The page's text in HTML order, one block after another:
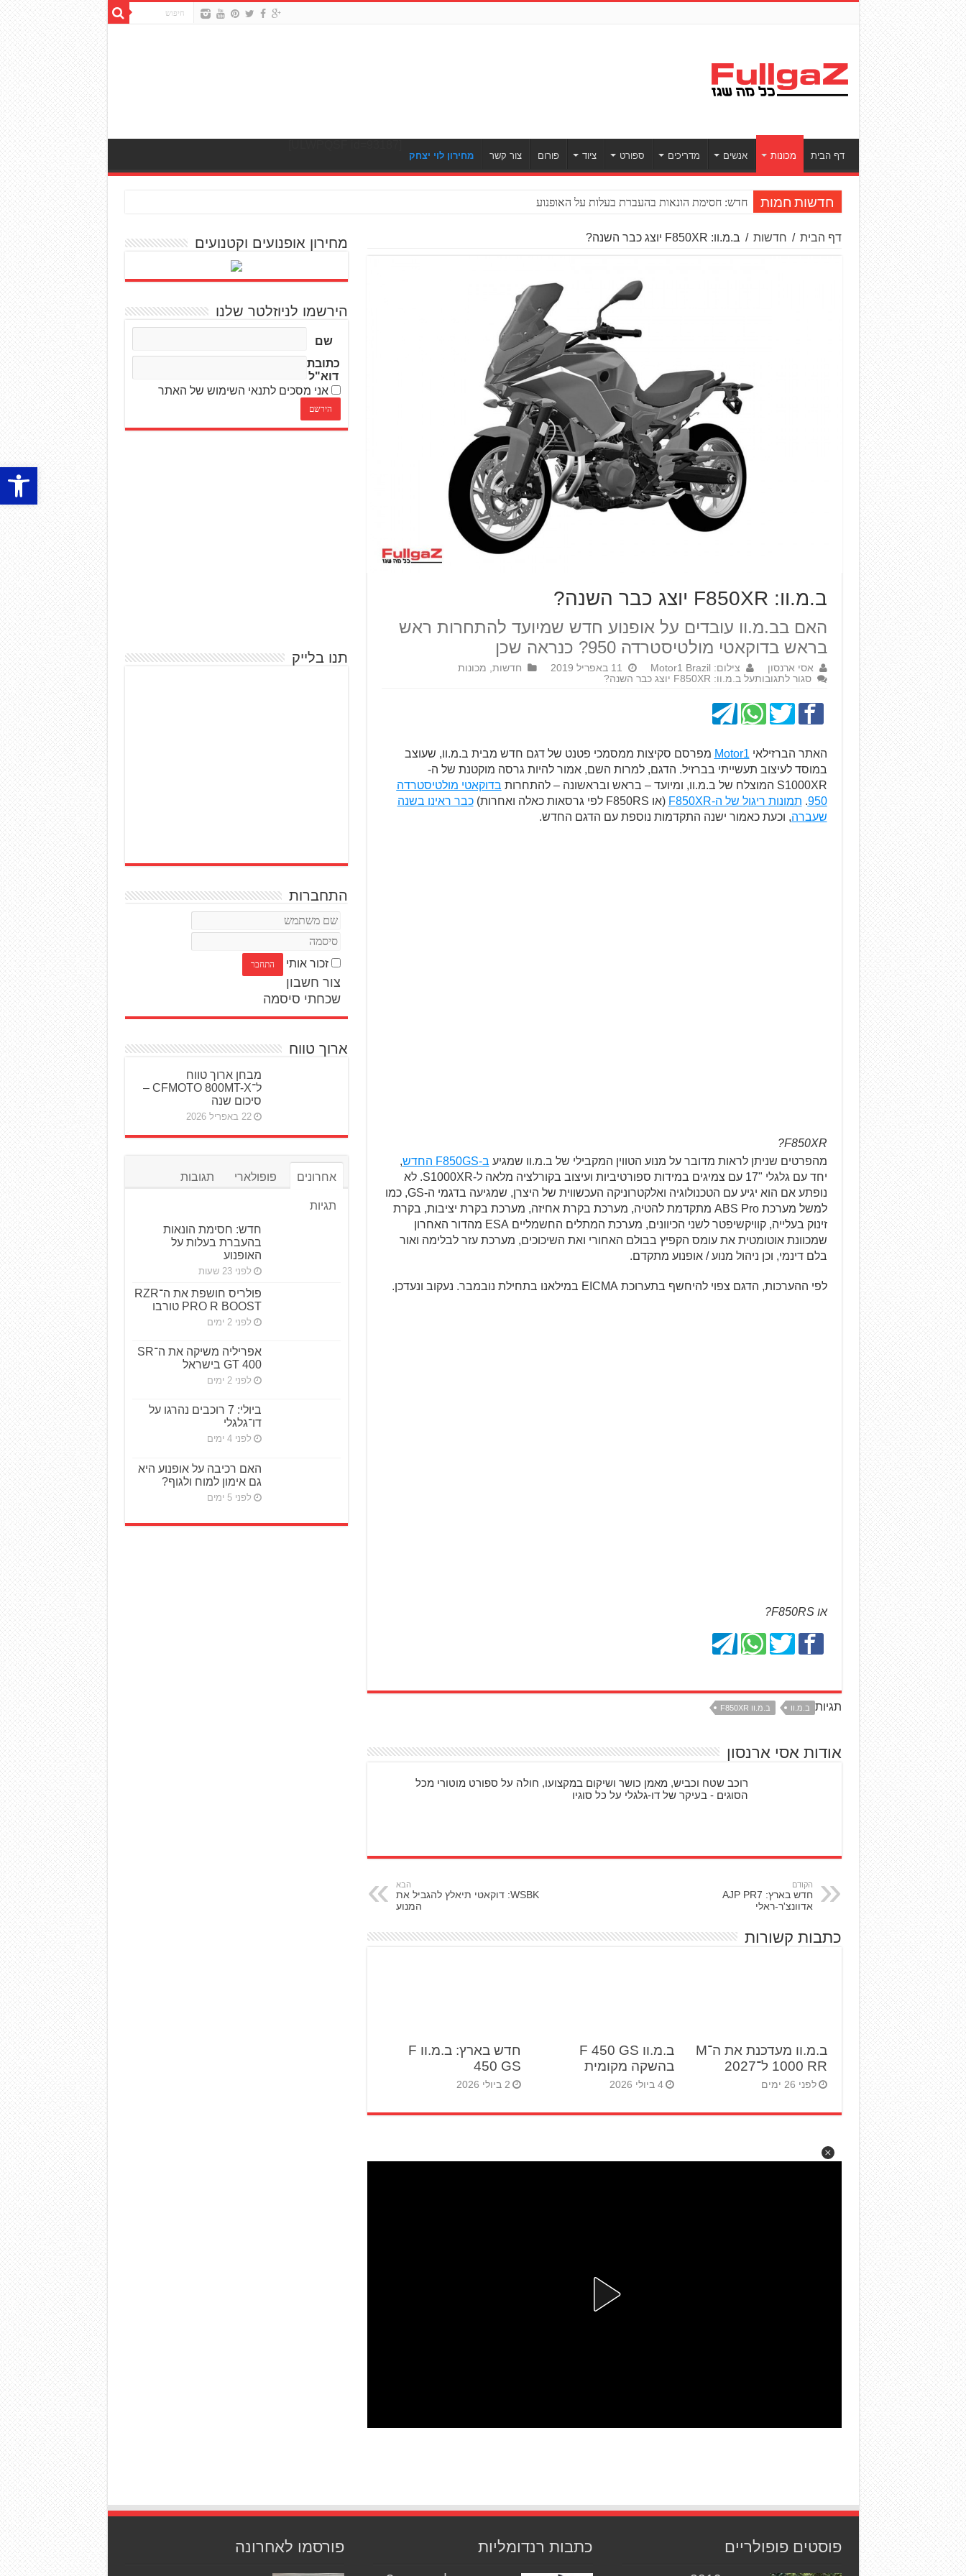
פתח
דף הבית מכונות אנשים מדריכים ספורט ציוד פורום צור קשר מחירון לוי יצחק
חדשות חמות חדש: חסימת הונאות בהעברת בעלות על האופנוע
דף הבית / חדשות / ב.מ.וו: F850XR יוצג כבר השנה?
ב.מ.וו: F850XR יוצג כבר השנה?
האם בב.מ.וו עובדים על אופנוע חדש שמיועד להתחרות ראש
בראש בדוקאטי מולטיסטרדה 950? כנראה שכן
אסי ארנסון צילום: Motor1 Brazil 11 באפריל 2019 חדשות, מכונות
סגור לתגובותעל ב.מ.וו: F850XR יוצג כבר השנה?
האתר הברזילאי Motor1 מפרסם סקיצות ממסמכי פטנט של דגם חדש מבית ב.מ.וו, שעוצב
במוסד לעיצוב תעשייתי בברזיל. הדגם, למרות השם, אמור להיות גרסה מוקטנת של ה-
S1000XR המוצלח של ב.מ.וו, ומיועד – בראש ובראשונה – להתחרות
בדוקאטי מולטיסטרדה
950
. תמונות ריגול של ה-F850XR (או F850RS לפי גרסאות כאלה ואחרות)
כבר ראינו בשנה
שעברה, וכעת כאמור ישנה התקדמות נוספת עם הדגם החדש.
F850XR?
מהפרטים שניתן לראות מדובר על מנוע הטווין המקבילי של ב.מ.וו שמגיע ב-F850GS החדש
,
יחד עם גלגלי "17 עם צמיגים במידות ספורטיביות ועיצוב בקורלציה מלאה ל-S1000XR. לא
נופתע אם הוא יגיע עם הטכנולוגיה ואלקטרוניקה העכשווית של היצרן, שמגיעה בדגמי ה-GS, כמו
למשל מערכת ABS Pro מתקדמת להטיה, מערכת בקרת אחיזה, מערכת בקרת יציבות, בקרת
זינוק בעלייה, קוויקשיפטר לשני הכיוונים, מערכת המתלים החשמליים ESA מהדור האחרון
שמכוונת אוטומטית את עומס הקפיץ בבולם האחורי ואת השיכוכים, מערכת עזר לבלימה ואור
בלם דינמי, וכן ניהול מנוע / אופנוע מתקדם.
לפי ההערכות, הדגם צפוי להיחשף בתערוכת EICMA במילאנו בתחילת נובמבר. נעקוב ונעדכן.
או F850RS?
תגיות ב.מ.וו ב.מ.וו F850XR
אודות אסי ארנסון
רוכב שטח וכביש, מאמן כושר ושיקום במקצועו, חולה על ספורט מוטורי מכל
הסוגים - בעיקר של דו-גלגלי על כל סוגיו
הקודם
חדש בארץ: AJP PR7
אדוונצ'ר-ראלי
הבא
WSBK: דוקאטי תיאלץ להגביל את
המנוע
כתבות קשורות
ב.מ.וו מעדכנת את ה־M
1000 RR ל־2027
לפני 26 ימים
ב.מ.וו F 450 GS
בהשקה מקומית
4 ביולי 2026
חדש בארץ: ב.מ.וו F
450 GS
2 ביולי 2026
מחירון אופנועים וקטנועים
הירשמו לניוזלטר שלנו
שם
כתובת
דוא"ל
אני מסכים לתנאי השימוש של האתר
תנו בלייק
התחברות
זכור אותי
צור חשבון
שכחתי סיסמה
ארוך טווח
מבחן ארוך טווח
ל־CFMOTO 800MT-X –
סיכום שנה
22 באפריל 2026
אחרונים פופולארי תגובות
תגיות
חדש: חסימת הונאות
בהעברת בעלות על
האופנוע
לפני 23 שעות
פולריס חושפת את ה־RZR
PRO R BOOST טורבו
לפני 2 ימים
אפריליה משיקה את ה־SR
GT 400 בישראל
לפני 2 ימים
ביולי: 7 רוכבים נהרגו על
דו־גלגלי
לפני 4 ימים
האם רכיבה על אופנוע היא
גם אימון למוח ולגוף?
לפני 5 ימים
פוסטים פופולריים כתבות רנדומליות פורסמו לאחרונה